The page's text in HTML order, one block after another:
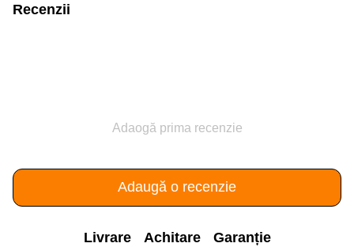
Recenzii
Adaogă prima recenzie
Adaugă o recenzie
Livrare Achitare Garanție